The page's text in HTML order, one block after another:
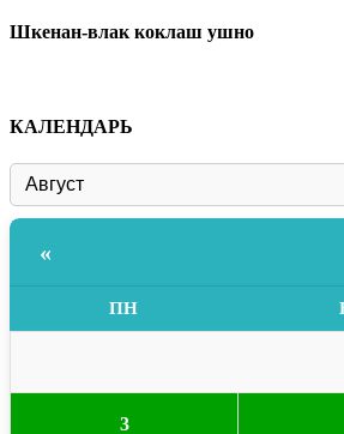
Шкенан-влак коклаш ушно
КАЛЕНДАРЬ
«
ПН
3